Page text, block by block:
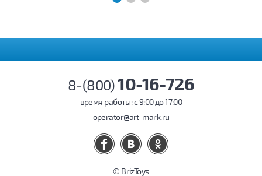
8-(800)10-16-726
время работы: c 9:00 до 17:00
operator@art-mark.ru
© BrizToys